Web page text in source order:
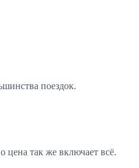
поездок.
цена так же включает всё.